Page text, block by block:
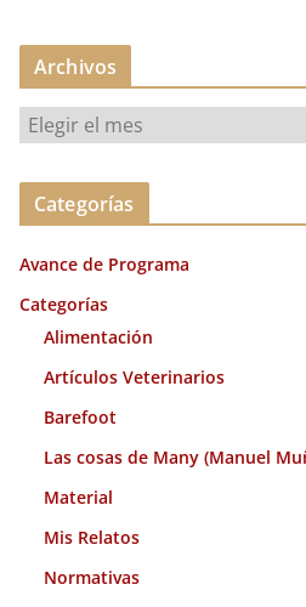
Archivos
c
v
o
Categorías
Avance de Programa
Categorías
Alimentación
Artículos Veterinarios
Barefoot
Las cosas de Many (Manuel
Material
Mis Relatos
Normativas